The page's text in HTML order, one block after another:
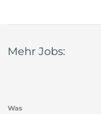
Mehr Jobs:
Was